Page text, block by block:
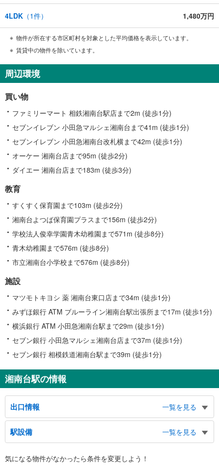
4LDK （1件） 1,480万円
物件が所在する市区町村を対象とした平均価格を表示しています。
賃貸中の物件を除いています。
周辺環境
買い物
ファミリーマート 相鉄湘南台駅店まで2m (徒歩1分)
セブンイレブン 小田急マルシェ湘南台まで41m (徒歩1分)
セブンイレブン 小田急湘南台改札横まで42m (徒歩1分)
オーケー 湘南台店まで95m (徒歩2分)
ダイエー 湘南台店まで183m (徒歩3分)
教育
すくすく保育園まで103m (徒歩2分)
湘南台よつば保育園プラスまで156m (徒歩2分)
学校法人俊幸学園青木幼稚園まで571m (徒歩8分)
青木幼稚園まで576m (徒歩8分)
市立湘南台小学校まで576m (徒歩8分)
施設
マツモトキヨシ 薬 湘南台東口店まで34m (徒歩1分)
みずほ銀行 ATM ブルーライン湘南台駅出張所まで17m (徒歩1分)
横浜銀行 ATM 小田急湘南台駅まで29m (徒歩1分)
セブン銀行 小田急マルシェ湘南台店まで37m (徒歩1分)
セブン銀行 相模鉄道湘南台駅まで39m (徒歩1分)
湘南台駅の情報
出口情報
一覧を見る
東口Ｅ
湘南台１・５・６・７丁目、東口広場、湘南台公園、藤沢市湘南台文化センタ
ー、こども館、市民シアター、市民センター、公民館、湘南台子育て支援セン
ター、東口バスのりば、東口タクシーのりば
東口Ｆ
駅設備
一覧を見る
※段差なしでの移動経路
気になる物件がなかったら条件を変更しよう！